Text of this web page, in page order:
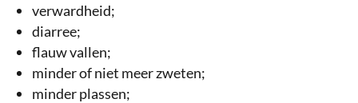
verwardheid;
diarree;
flauw vallen;
minder of niet meer zweten;
minder plassen;